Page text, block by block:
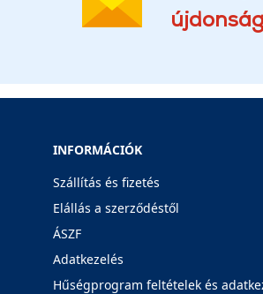
INFORMÁCIÓK
Szállítás és fizetés
Elállás a szerződéstől
ÁSZF
Adatkezelés
Hűségprogram feltételek és